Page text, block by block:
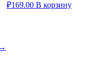
₽169.00 В корзину
→